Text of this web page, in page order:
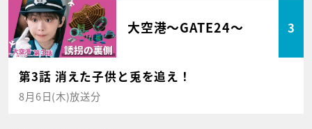
大空港～GATE24～ 3
第3話 消えた子供と兎を追え！
8月6日(木)放送分